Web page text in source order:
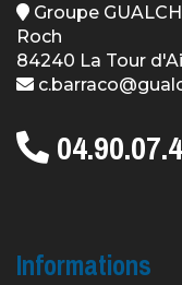
Groupe
Roch
84240 La Tour
Informations